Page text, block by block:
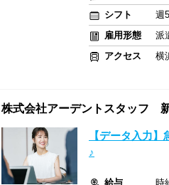
シフト
週
雇用形態
派
アクセス
横
株式会社アーデントスタッフ
【データ入力
♪
給与
時